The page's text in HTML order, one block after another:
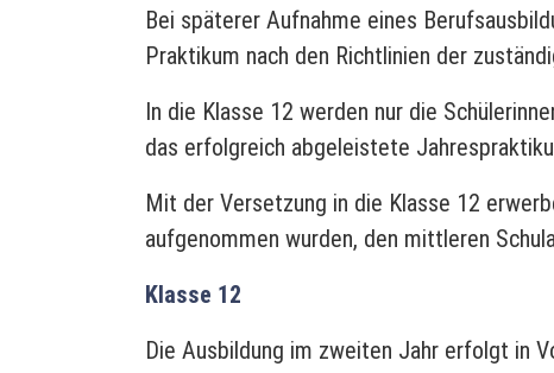
Bei späterer Aufnahme eines
Praktikum nach den Richtlinien der
In die Klasse 12 werden nur die
das erfolgreich abgeleistete
Mit der Versetzung in die Klasse 12
aufgenommen wurden, den mittleren
Klasse 12
Die Ausbildung im zweiten Jahr erfolgt in